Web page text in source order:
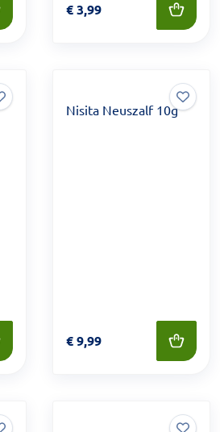
Prijs: € 3,99
€3,99
Nisita Neuszalf 10g
Prijs: € 9,99
€9,99